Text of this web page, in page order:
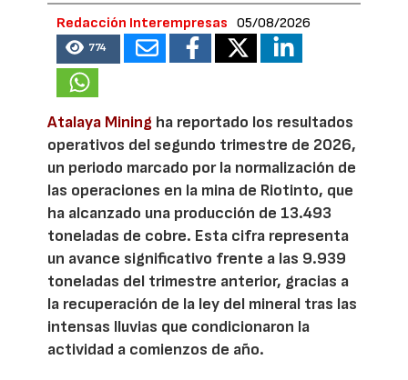
Redacción Interempresas 05/08/2026
774
Atalaya Mining ha reportado los resultados
operativos del segundo trimestre de 2026,
un periodo marcado por la normalización de
las operaciones en la mina de Riotinto, que
ha alcanzado una producción de 13.493
toneladas de cobre. Esta cifra representa
un avance significativo frente a las 9.939
toneladas del trimestre anterior, gracias a
la recuperación de la ley del mineral tras las
intensas lluvias que condicionaron la
actividad a comienzos de año.